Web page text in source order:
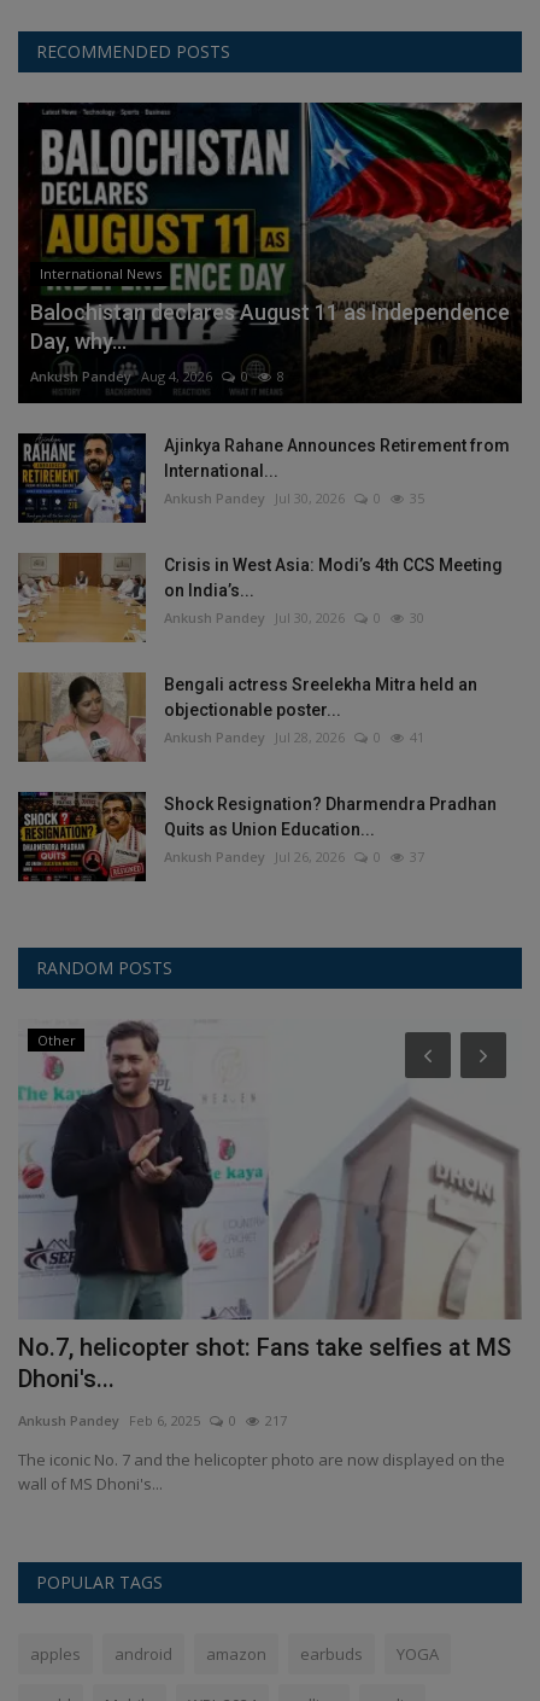
RECOMMENDED POSTS
International News
Balochistan declares August 11 as Independence
Day, why...
Ankush Pandey Aug 4, 2026 0 8
Ajinkya Rahane Announces Retirement from
International...
Ankush Pandey Jul 30, 2026 0 35
Crisis in West Asia: Modi’s 4th CCS Meeting
on India’s...
Ankush Pandey Jul 30, 2026 0 30
Bengali actress Sreelekha Mitra held an
objectionable poster...
Ankush Pandey Jul 28, 2026 0 41
Shock Resignation? Dharmendra Pradhan
Quits as Union Education...
Ankush Pandey Jul 26, 2026 0 37
RANDOM POSTS
Other
No.7, helicopter shot: Fans take selfies at MS
Dhoni's...
Ankush Pandey Feb 6, 2025 0 217
The iconic No. 7 and the helicopter photo are now displayed on the
wall of MS Dhoni's...
POPULAR TAGS
apples android amazon earbuds YOGA